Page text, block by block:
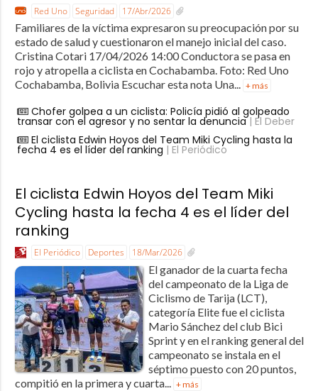
Red Uno Seguridad 17/Abr/2026
Familiares de la víctima expresaron su preocupación por su
estado de salud y cuestionaron el manejo inicial del caso.
Cristina Cotari 17/04/2026 14:00 Conductora se pasa en
rojo y atropella a ciclista en Cochabamba. Foto: Red Uno
Cochabamba, Bolivia Escuchar esta nota Una... + más
Chofer golpea a un ciclista: Policía pidió al golpeado
transar con el agresor y no sentar la denuncia| El Deber
El ciclista Edwin Hoyos del Team Miki Cycling hasta la
fecha 4 es el líder del ranking | El Periódico
El ciclista Edwin Hoyos del Team Miki
Cycling hasta la fecha 4 es el líder del
ranking
El Periódico Deportes 18/Mar/2026
El ganador de la cuarta fecha
del campeonato de la Liga de
Ciclismo de Tarija (LCT),
categoría Elite fue el ciclista
Mario Sánchez del club Bici
Sprint y en el ranking general del
campeonato se instala en el
séptimo puesto con 20 puntos,
compitió en la primera y cuarta... + más